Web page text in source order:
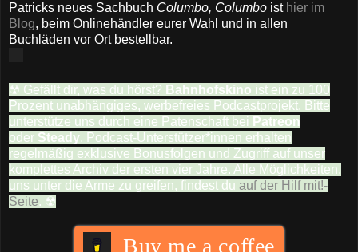
Patricks neues Sachbuch Columbo, Columbo ist hier im
Blog, beim Onlinehändler eurer Wahl und in allen
Buchläden vor Ort bestellbar.
☢ Gefällt dir, was du hörst? Bahnhofskino ist ein zu 100
Prozent unabhängiges, werbefreies Podcastprojekt. Bitte
unterstütze uns durch eine Patenschaft bei Patreon
oder Steady. Podcast-Unterstützer*innen erhalten
regelmäßig exklusive Bonusfolgen und Zugriff auf unser
komplettes Archiv der ersten vier Jahre. Alle Möglichkeiten,
uns unter die Arme zu greifen, findest du auf der Hilf mit!-
Seite. ☢
Buy me a coffee